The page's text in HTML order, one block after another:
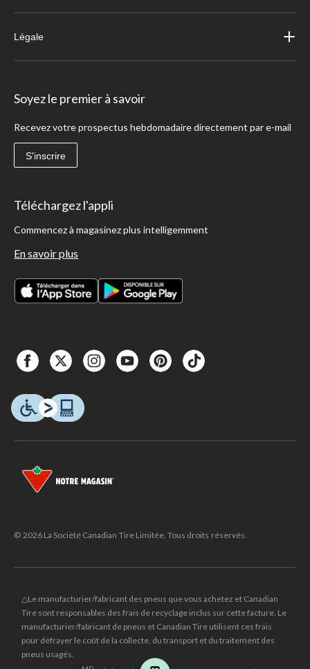
Légale
Soyez le premier à savoir
Recevez votre prospectus hebdomadaire directement par e-mail
S'inscrire
Téléchargez l'appli
Commencez à magasinez plus intelligemment
En savoir plus
© 2026 La Société Canadian Tire Limitée. Tous droits réservés.
△Le manufacturier/fabricant des pneus que vous achetez et Canadian
Tire sont responsables des frais de recyclage inclus sur cette facture. Le
manufacturier/fabricant de pneus et Canadian Tire utilisent ces frais
pour défrayer le coût de la collecte, du transport et du traitement des
pneus usagés.